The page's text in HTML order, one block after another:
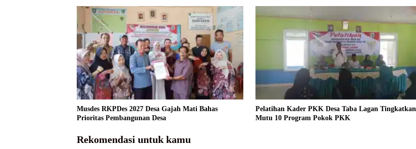
Musdes RKPDes 2027 Desa Gajah Mati Bahas
Prioritas Pembangunan Desa
Pelatihan Kader PKK Desa Taba Lagan Tingkatkan
Mutu 10 Program Pokok PKK
Rekomendasi untuk kamu